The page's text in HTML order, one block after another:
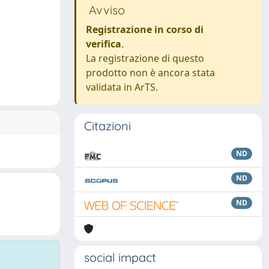
Avviso
Registrazione in corso di
verifica.
La registrazione di questo
prodotto non è ancora stata
validata in ArTS.
Citazioni
ND
ND
ND
social impact